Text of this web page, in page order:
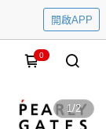
開啟APP
0
1/2